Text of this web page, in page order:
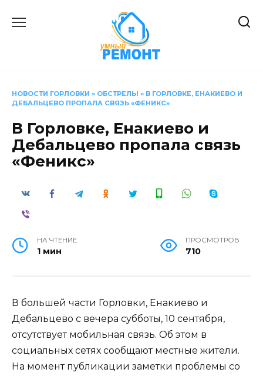
НОВОСТИ ГОРЛОВКИ » ОБСТРЕЛЫ » В ГОРЛОВКЕ, ЕНАКИЕВО И
ДЕБАЛЬЦЕВО ПРОПАЛА СВЯЗЬ «ФЕНИКС»
В Горловке, Енакиево и
Дебальцево пропала связь
«Феникс»
НА ЧТЕНИЕ
1 мин
ПРОСМОТРОВ
710
В большей части Горловки, Енакиево и
Дебальцево с вечера субботы, 10 сентября,
отсутствует мобильная связь. Об этом в
социальных сетях сообщают местные жители.
На момент публикации заметки проблемы со